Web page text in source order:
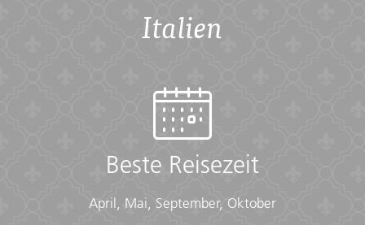
Italien
Beste Reisezeit
April, Mai, September, Oktober